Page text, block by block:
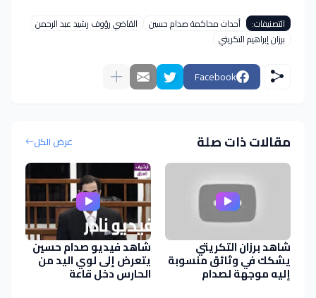
التصنيفات: أحداث محاكمة صدام حسين
القاضي رؤوف رشيد عبد الرحمن
برزان إبراهيم التكريتي
Facebook
مقالات ذات صلة عرض الكل
شاهد برزان التكريتي
يشكك في وثائق منسوبة
إليه موجهة لصدام
ومكتوبة بــ خط اليد
شاهد فيديو صدام حسين
يتعرض إلى لوي اليد من
الحارس دخل قاعة
المحكمة